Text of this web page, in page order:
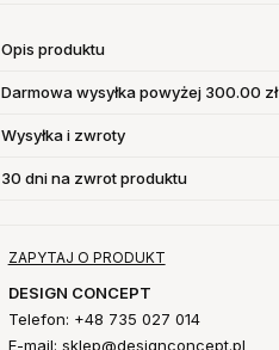
Opis produktu
Darmowa wysyłka powyżej 300.00 zł
Wysyłka i zwroty
30 dni na zwrot produktu
ZAPYTAJ O PRODUKT
DESIGN CONCEPT
Telefon: +48 735 027 014
E-mail: sklep@designconcept.pl